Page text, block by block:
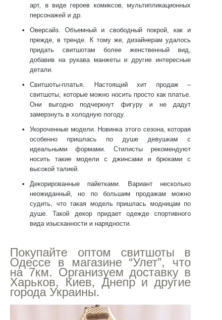
арт, в виде героев комиксов, мультипликационных
персонажей и др.
Оверсайз. Объемный и свободный покрой, как и
прежде, в тренде. К тому же, дизайнерам удалось
придать свитшотам более женственный вид,
добавив на рукава манжеты и другие интересные
детали.
Свитшоты-платья. Настоящий хит продаж –
свитшоты, которые можно носить просто как платье.
Они выгодно подчеркнут фигуру и не дадут
замерзнуть в холодную погоду.
Укороченные модели. Новинка этого сезона, которая
особенно пришлась по душе девушкам с
идеальными формами. Стилисты рекомендуют
носить такие модели с джинсами и брюками с
высокой талией.
Декорированные пайетками. Вариант несколько
неожиданный, но по большим продажам можно
судить, что такая модель пришлась модницам по
душе. Такой декор придает одежде спортивного
вида изысканности и нарядности.
Покупайте оптом свитшоты в
Одессе в магазине “Улет”, что
на 7км. Организуем доставку в
Харьков, Киев, Днепр и другие
города Украины.